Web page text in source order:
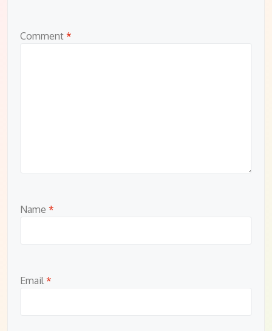
Comment *
Name *
Email *